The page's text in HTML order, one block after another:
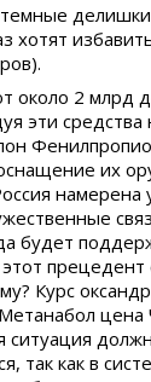
хотят
около 2 млрд
эти средства
их
намерена
будет
Курс
цена
так как в